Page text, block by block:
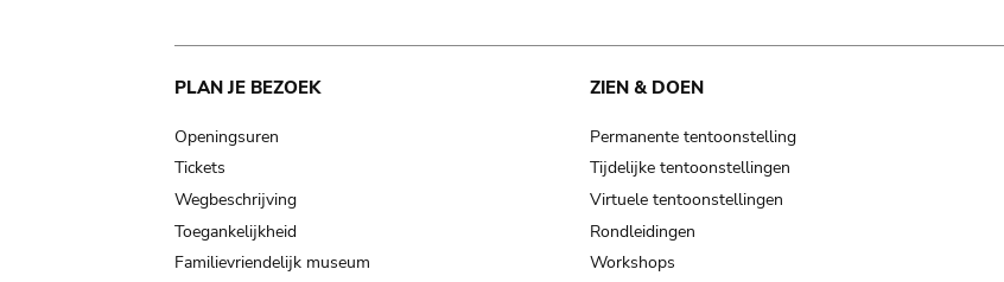
Main
navigation
PLAN JE BEZOEK
Openingsuren
Tickets
Wegbeschrijving
Toegankelijkheid
Familievriendelijk museum
ZIEN & DOEN
Permanente tentoonstelling
Tijdelijke tentoonstellingen
Virtuele tentoonstellingen
Rondleidingen
Workshops